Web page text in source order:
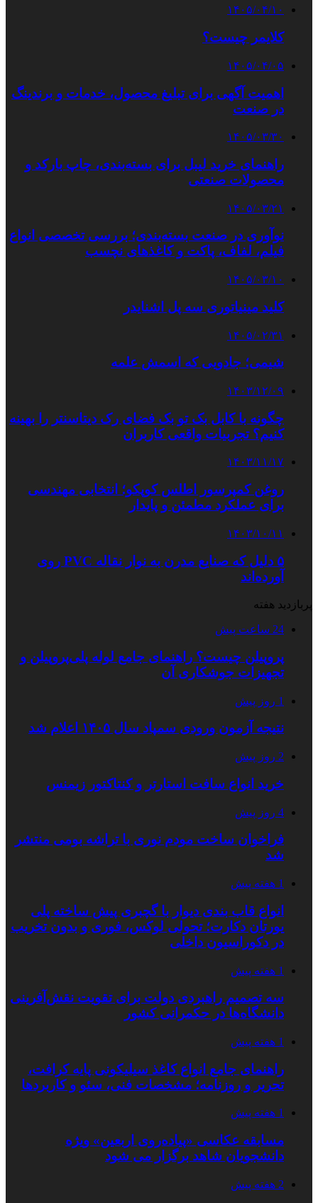
۱۴۰۵/۰۴/۱۰
کلایمر چیست؟
۱۴۰۵/۰۴/۰۵
اهمیت آگهی برای تبلیغ محصول، خدمات و برندینگ
در صنعت
۱۴۰۵/۰۳/۳۰
راهنمای خرید لیبل برای بسته‌بندی، چاپ بارکد و
محصولات صنعتی
۱۴۰۵/۰۳/۲۱
نوآوری در صنعت بسته‌بندی؛ بررسی تخصصی انواع
فیلم، لفاف، پاکت و کاغذهای نچسب
۱۴۰۵/۰۳/۱۰
کلید مینیاتوری سه پل اشنایدر
۱۴۰۵/۰۲/۳۱
شیمی؛ جادویی که اسمش علمه
۱۴۰۳/۱۲/۰۹
چگونه با کابل بک تو بک فضای رک دیتاسنتر را بهینه
کنیم؟ تجربیات واقعی کاربران
۱۴۰۳/۱۱/۱۷
روغن کمپرسور اطلس کوپکو؛ انتخابی مهندسی
برای عملکرد مطمئن و پایدار
۱۴۰۳/۱۰/۱۱
۵ دلیل که صنایع مدرن به نوار نقاله PVC روی
آورده‌اند
پربازدید هفته
24 ساعت پیش
پروپیلن چیست؟ راهنمای جامع لوله پلی‌پروپیلن و
تجهیزات جوشکاری آن
1 روز پیش
نتیجه آزمون ورودی سمپاد سال ۱۴۰۵ اعلام شد
2 روز پیش
خرید انواع سافت استارتر و کنتاکتور زیمنس
4 روز پیش
فراخوان ساخت مودم نوری با تراشه بومی منتشر
شد
1 هفته پیش
انواع قاب بندی دیوار با گچبری پیش ساخته پلی
یورتان دکارت؛ تحولی لوکس، فوری و بدون تخریب
در دکوراسیون داخلی
1 هفته پیش
سه تصمیم راهبردی دولت برای تقویت نقش‌آفرینی
دانشگاه‌ها در حکمرانی کشور
1 هفته پیش
راهنمای جامع انواع کاغذ سیلیکونی پایه کرافت،
تحریر و روزنامه؛ مشخصات فنی، سئو و کاربردها
1 هفته پیش
مسابقه عکاسی «پیاده‌روی اربعین» ویژه
دانشجویان شاهد برگزار می شود
2 هفته پیش